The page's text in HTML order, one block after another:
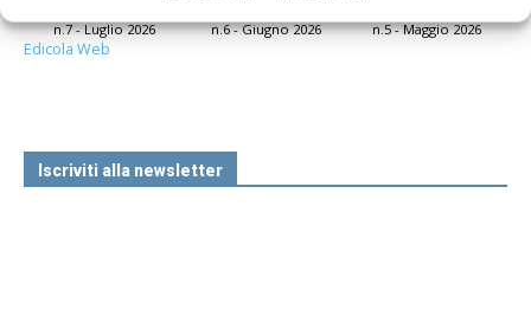
n.7 - Luglio 2026 n.6 - Giugno 2026 n.5 - Maggio 2026
Edicola Web
Iscriviti alla newsletter